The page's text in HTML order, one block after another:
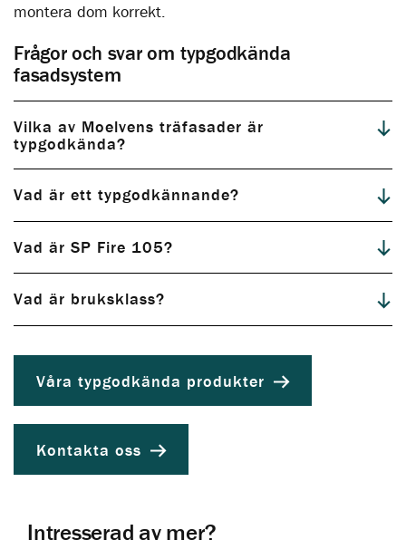
montera dom korrekt.
Frågor och svar om typgodkända
fasadsystem
Vilka av Moelvens träfasader är
typgodkända?
Vad är ett typgodkännande?
Vad är SP Fire 105?
Vad är bruksklass?
Våra typgodkända produkter
Kontakta oss
Intresserad av mer?